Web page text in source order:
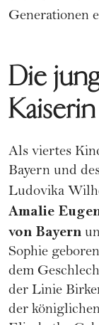
Generationen
Die
Als viertes
Bayern und
Ludovika
Amalie
von Bayern
Sophie
dem
der Linie
der